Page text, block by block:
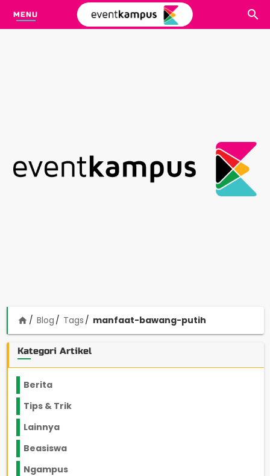
MENU
home Blog Tags manfaat-bawang-putih
Kategori Artikel
Berita
Tips & Trik
Lainnya
Beasiswa
Ngampus